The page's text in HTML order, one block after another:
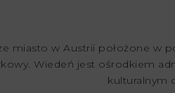
miasto w Austrii położone w
Wiedeń jest ośrodkiem
kulturalnym